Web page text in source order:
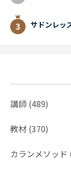
サドンレッ
講師 (489)
教材 (370)
カランメソッド